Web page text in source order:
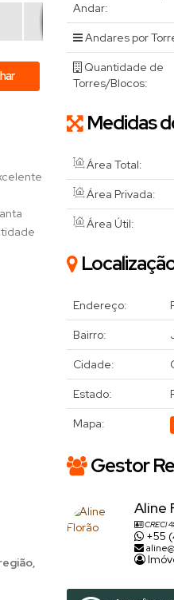
Andar:
Andares por
Quantidade de
Torres/Blocos:
Medidas
Área Total:
Área Privada:
Área Útil:
Endereço:
Bairro:
Cidade:
Estado:
Mapa:
Gestor
Aline
CRECI
+55